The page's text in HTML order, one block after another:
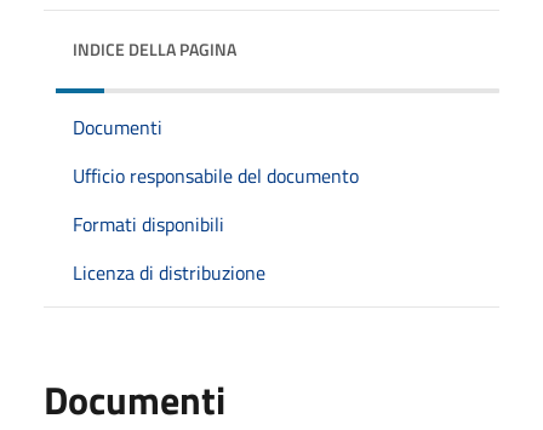
INDICE DELLA PAGINA
Documenti
Ufficio responsabile del documento
Formati disponibili
Licenza di distribuzione
Documenti